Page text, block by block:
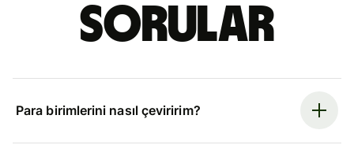
sorular
Para birimlerini nasıl çeviririm?